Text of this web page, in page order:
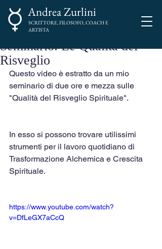
Andrea Zurlini
SCRITTORE, FILOSOFO, COACH E
ARTISTA
Seminario: Le Qualità del
Risveglio
Questo video è estratto da un mio
seminario di due ore e mezza sulle
"Qualità del Risveglio Spirituale".
In esso si possono trovare utilissimi
strumenti per il lavoro quotidiano di
Trasformazione Alchemica e Crescita
Spirituale.
https://www.youtube.com/watch?
v=DfLeGX7aCcQ